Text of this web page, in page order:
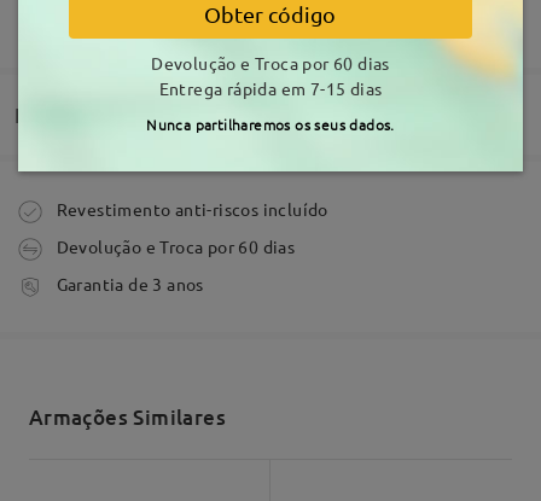
A armação parece que foi desenhada para o meu
rosto. Super, super satisfeita :)
Jul 9 , 2026
Ler todos os
Escrever um Comentário
MOSTRAR MAIS
Entrega
Comprar
tempo de processamento
Revestimento anti-riscos incluído
Devolução e Troca por 60 dias
Garantia de 3 anos
Armações Similares
Obter código
Devolução e Troca por 60 dias
Entrega rápida em 7-15 dias
Nunca partilharemos os seus dados.